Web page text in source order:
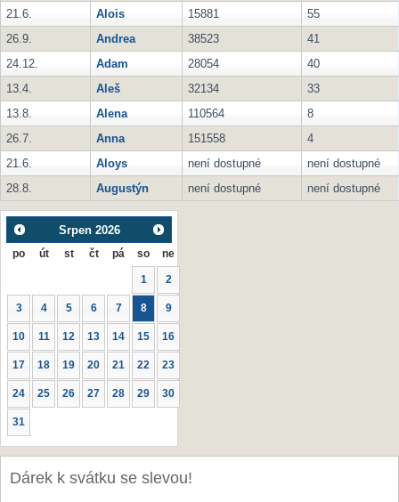
21.6.
Alois 15881
55
26.9.
Andrea 38523
41
24.12.
Adam 28054
40
13.4.
Aleš 32134
33
13.8.
Alena 110564
8
26.7.
Anna 151558
4
21.6.
Aloys není dostupné
není dostupné
28.8.
Augustýn není dostupné není dostupné
Srpen 2026
po út st čt pá so ne
1 2
3 4 5 6 7 8 9
10 11 12 13 14 15 16
17 18 19 20 21 22 23
24 25 26 27 28 29 30
31
Dárek k svátku se slevou!